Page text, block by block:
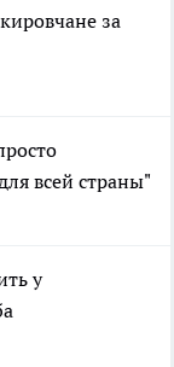
за
всей страны"
у